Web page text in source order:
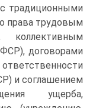
традиционными
права трудовым
договорами
и соглашением
ущерба,